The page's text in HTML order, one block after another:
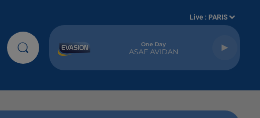
Live : PARIS
One Day
ASAF AVIDAN